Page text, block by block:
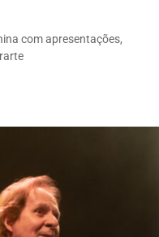
com apresentações,